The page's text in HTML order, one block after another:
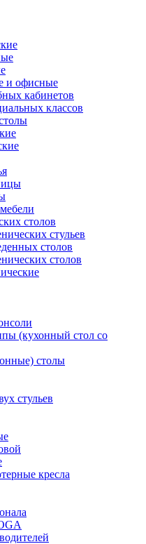
и офисные
кабинетов
классов
столов
стульев
столов
столов
(кухонный стол со
столы
стульев
кресла